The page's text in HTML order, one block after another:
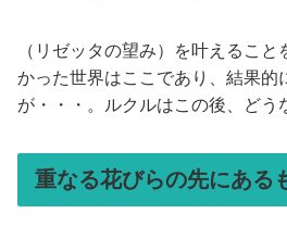
（リゼッタの望み）を叶えるこ
かった世界はここであり、結果的
が・・・。ルクルはこの後、どう
重なる花びらの先にある